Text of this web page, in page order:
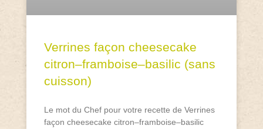
Verrines façon cheesecake
citron–framboise–basilic (sans
cuisson)
Le mot du Chef pour votre recette de Verrines
façon cheesecake citron–framboise–basilic